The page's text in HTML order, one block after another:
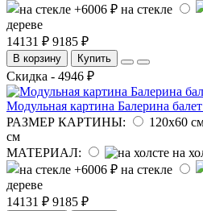
на стекле
дереве
14131 ₽ 9185 ₽
В корзину Купить
Скидка - 4946 ₽
Модульная картина Балерина
РАЗМЕР КАРТИНЫ:
120х60
см
МАТЕРИАЛ:
на
на стекле
дереве
14131 ₽ 9185 ₽